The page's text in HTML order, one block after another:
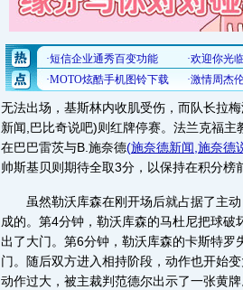
无法出场，基斯林内收肌受伤，而队长拉
新闻,巴比奇说吧)则红牌停赛。法兰克福
在巴巴雷茨与B.施奈德(施奈德新闻 施奈德
帅斯基贝则期待全取3分，以保持在积分榜
虽然勒沃库森在刚开场后就占据了主动
成的。第4分钟，勒沃库森的马杜尼把球
出了大门。第6分钟，勒沃库森的卡斯特
门。随后双方进入相持阶段，动作也开始
动作过大，被主裁判范德尔出示了一张黄